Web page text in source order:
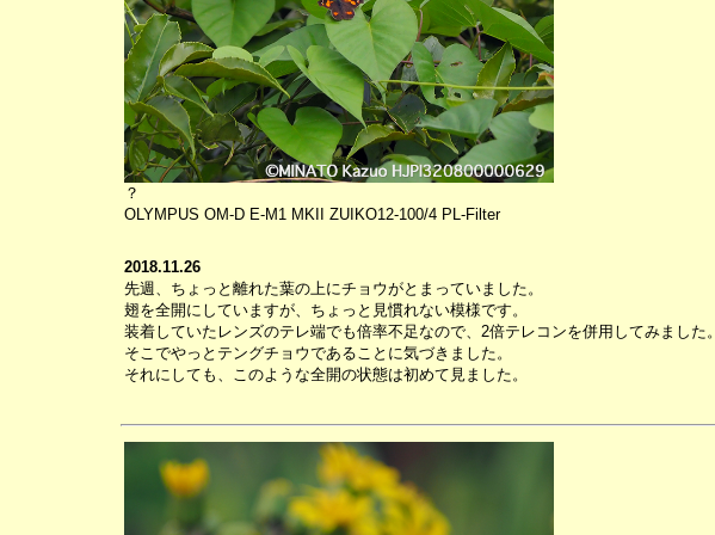
？
OLYMPUS OM-D E-M1 MKII ZUIKO12-100/4 PL-Filter
2018.11.26
先週、ちょっと離れた葉の上にチョウがとまっていました。
翅を全開にしていますが、ちょっと見慣れない模様です。
装着していたレンズのテレ端でも倍率不足なので、2倍テレコンを併用してみました。
そこでやっとテングチョウであることに気づきました。
それにしても、このような全開の状態は初めて見ました。